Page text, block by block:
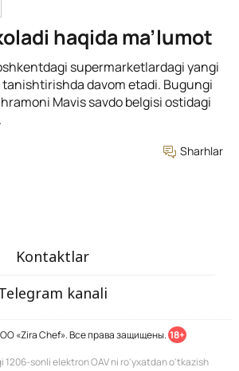
haqida ma’lumot
supermarketlardagi yangi
davom etadi. Bugungi
Mavis savdo belgisi ostidagi
Sharhlar
Kontaktlar
kanali
«Zira Chef». Все права защищены. 18+
1206-sonli elektron OAV ni ro'yxatdan o'tkazish